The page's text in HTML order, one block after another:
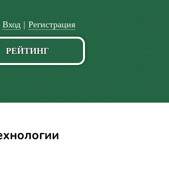
Регистрация
|
Вход
РЕЙТИНГ